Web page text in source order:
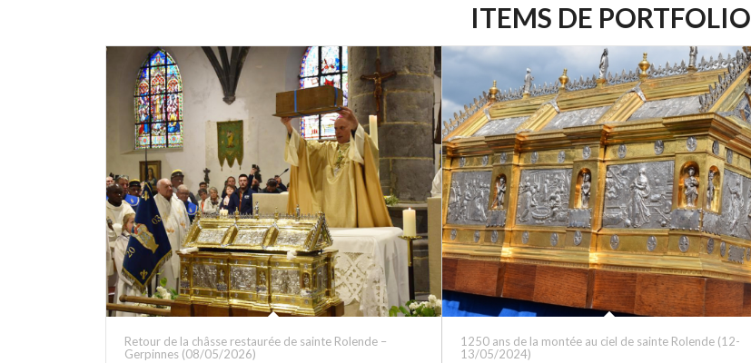
ITEMS DE PORTFOLIO
Retour de la châsse restaurée de sainte Rolende –
Gerpinnes (08/05/2026)
1250 ans de la montée au ciel de sainte Rolende (12-
13/05/2024)